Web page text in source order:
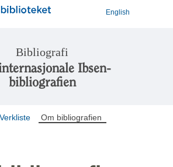
English
Bibliografi
Ibsen-
bibliografien
Verkliste Om bibliografien